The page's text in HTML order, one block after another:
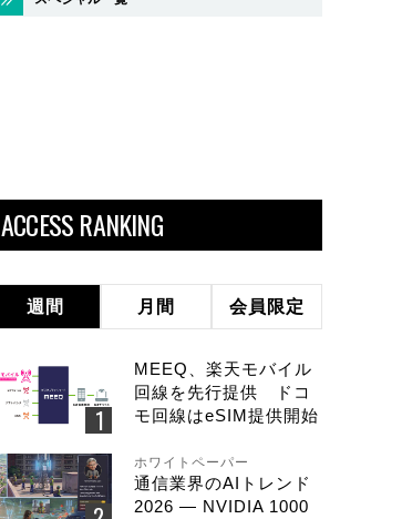
ACCESS RANKING
週間 月間 会員限定
MEEQ、楽天モバイル
回線を先行提供 ドコ
モ回線はeSIM提供開始
ホワイトペーパー
通信業界のAIトレンド
2026 ― NVIDIA 1000